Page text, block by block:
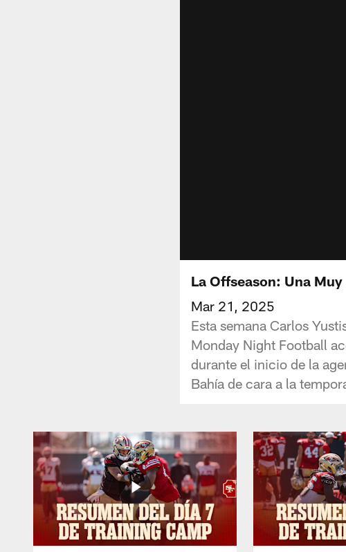
La Offseason: Una
Mar 21, 2025
Esta semana Carlos
Monday Night Football
durante el inicio de la
Bahía de cara a la